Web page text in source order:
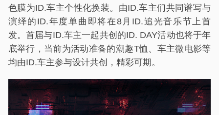
色膜为ID.车主个性化换装。由ID.车主们共同谱写与
演绎的ID.年度单曲即将在8月ID.追光音乐节上首
发。首届与ID.车主一起共创的ID. DAY活动也将于年
底举行，当前为活动准备的潮趣T恤、车主微电影等
均由ID.车主参与设计共创，精彩可期。